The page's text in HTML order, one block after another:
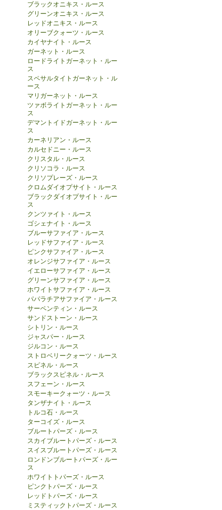
ブラックオニキス・ルース
グリーンオニキス・ルース
レッドオニキス・ルース
オリーブクォーツ・ルース
カイヤナイト・ルース
ガーネット・ルース
ロードライトガーネット・ルー
ス
スペサルタイトガーネット・ル
ース
マリガーネット・ルース
ツァボライトガーネット・ルー
ス
デマントイドガーネット・ルー
ス
カーネリアン・ルース
カルセドニー・ルース
クリスタル・ルース
クリソコラ・ルース
クリソプレーズ・ルース
クロムダイオプサイト・ルース
ブラックダイオプサイト・ルー
ス
クンツァイト・ルース
ゴシェナイト・ルース
ブルーサファイア・ルース
レッドサファイア・ルース
ピンクサファイア・ルース
オレンジサファイア・ルース
イエローサファイア・ルース
グリーンサファイア・ルース
ホワイトサファイア・ルース
パパラチアサファイア・ルース
サーペンティン・ルース
サンドストーン・ルース
シトリン・ルース
ジャスパー・ルース
ジルコン・ルース
ストロベリークォーツ・ルース
スピネル・ルース
ブラックスピネル・ルース
スフェーン・ルース
スモーキークォーツ・ルース
タンザナイト・ルース
トルコ石・ルース
ターコイズ・ルース
ブルートパーズ・ルース
スカイブルートパーズ・ルース
スイスブルートパーズ・ルース
ロンドンブルートパーズ・ルー
ス
ホワイトトパーズ・ルース
ピンクトパーズ・ルース
レッドトパーズ・ルース
ミスティックトパーズ・ルース